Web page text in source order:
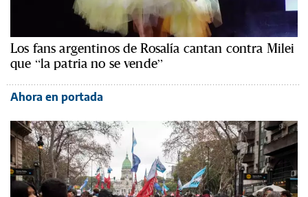
Los fans argentinos de Rosalía cantan contra Milei
que “la patria no se vende”
Ahora en portada